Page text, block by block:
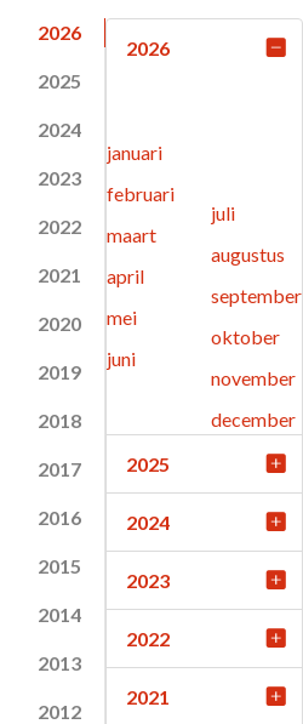
2026
2025
2024
2023
2022
2021
2020
2019
2018
2017
2016
2015
2014
2013
2012
2026
januari
februari
maart
april
mei
juni
juli
augustus
september
oktober
november
december
2025
2024
2023
2022
2021